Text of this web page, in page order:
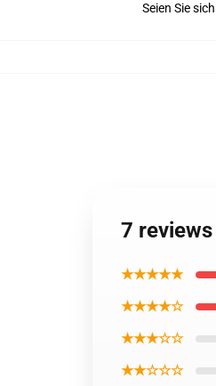
Seien Sie
7
★★★★★
★★★★☆
★★★☆☆
★★☆☆☆